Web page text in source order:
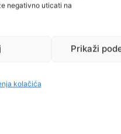
negativno uticati na
Prikaži
kolačića